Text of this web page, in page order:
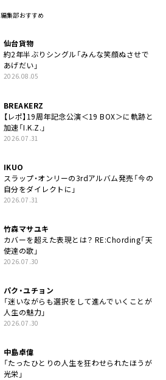
編集部おすすめ
仙台貨物
約2年半ぶりシングル「みんな笑顔ぬさせで
あげだい」
2026.08.05
BREAKERZ
【レポ】19周年記念公演＜19 BOX＞に軌跡と
加速「I.K.Z.」
2026.07.31
IKUO
スラップ・オンリーの3rdアルバム発売「今の
自分をダイレクトに」
2026.07.31
竹森マサユキ
カバーを超えた表現とは？ RE:Chording「天
使達の歌」
2026.07.30
パク・ユチョン
「迷いながらも選択をして進んでいくことが
人生の魅力」
2026.07.30
中島卓偉
「たったひとりの人生を狂わせられたほうが
光栄」